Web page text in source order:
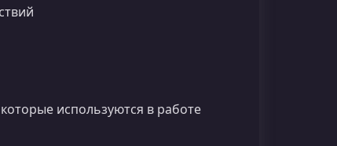
используются в работе